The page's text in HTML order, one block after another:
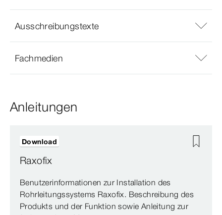
Ausschreibungstexte
Fachmedien
Anleitungen
Raxofix
Benutzerinformationen zur Installation des
Rohrleitungssystems Raxofix. Beschreibung des
Produkts und der Funktion sowie Anleitung zur
Download